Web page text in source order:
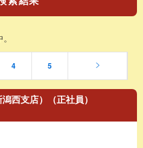
4 5
西支店）（正社員）